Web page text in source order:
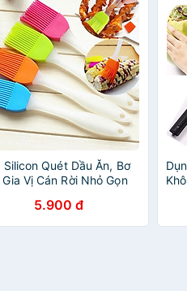
Silicon Quét Dầu Ăn, Bơ
Vị Cán Rời Nhỏ Gọn
Nhiệt Độ Cao, Ướp Đồ
Mặt Bánh Tiện Dụng
5.900 đ